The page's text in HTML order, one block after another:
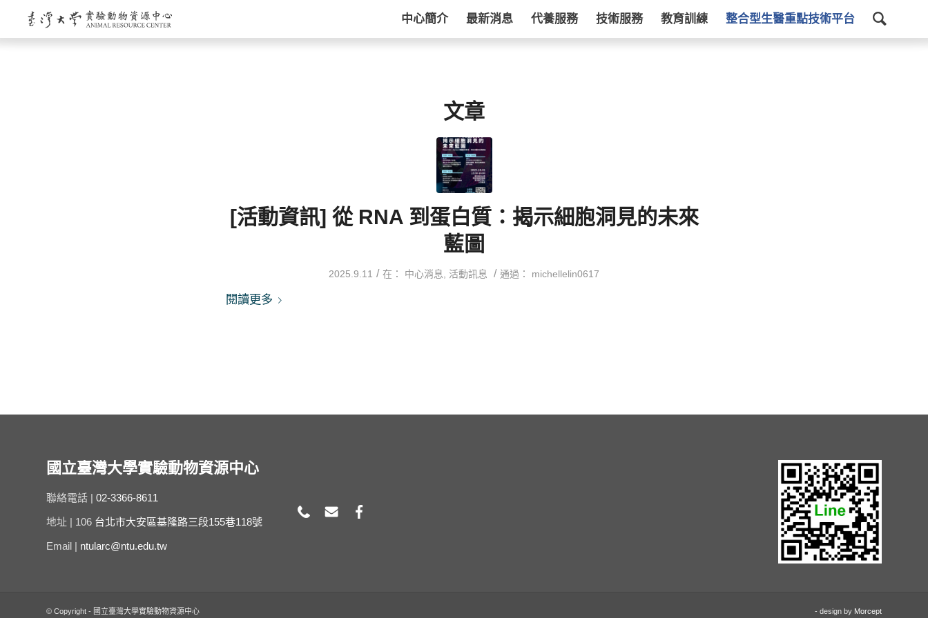
中心簡介 最新消息 代養服務 技術服務 教育訓練 整合型生醫重點技術平台
文章
[活動資訊] 從 RNA 到蛋白質：揭示細胞洞見的未來
藍圖
2025.9.11 / 在： 中心消息 活動訊息 / 通過： michellelin0617
閱讀更多
國立臺灣大學實驗動物資源中心
聯絡電話 | 02-3366-8611
地址 | 106 台北市大安區基隆路三段155巷118號
Email | ntularc@ntu.edu.tw
© Copyright - 國立臺灣大學實驗動物資源中心 - design by Morcept